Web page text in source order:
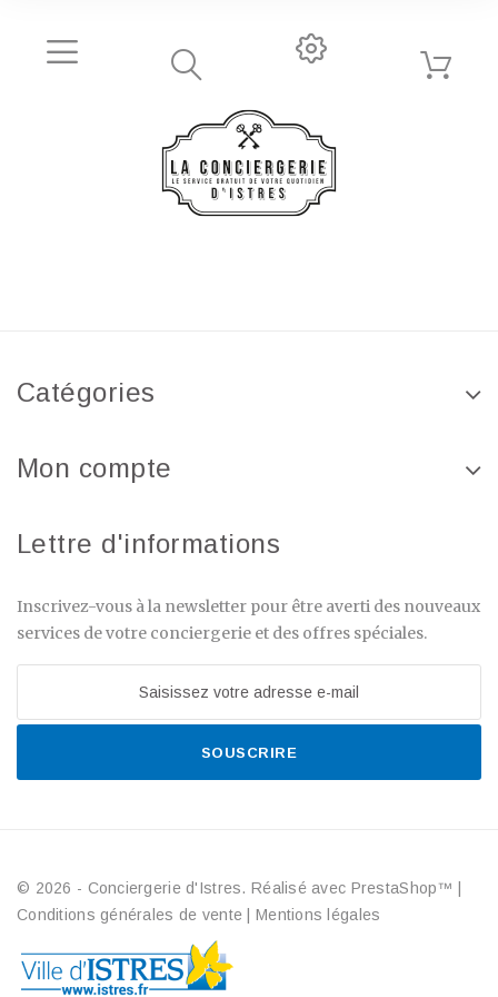
Catégories
Mon compte
Lettre d'informations
Inscrivez-vous à la newsletter pour être averti des nouveaux
services de votre conciergerie et des offres spéciales.
SOUSCRIRE
© 2026 - Conciergerie d'Istres. Réalisé avec PrestaShop™
Conditions générales de vente
Mentions légales